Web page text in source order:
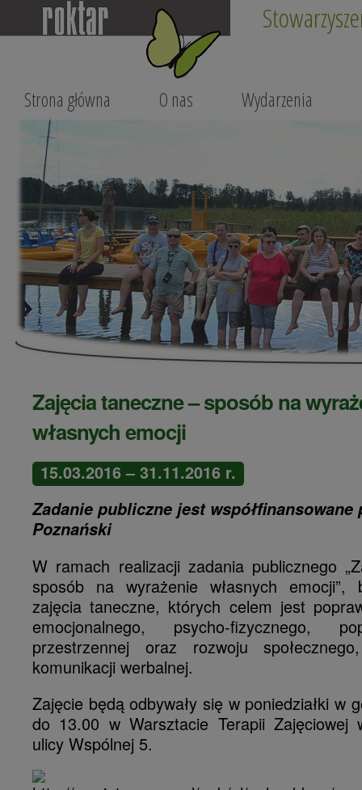
Strona główna O nas Wydarzenia
Zajęcia taneczne – sposób na
własnych emocji
15.03.2016 – 31.11.2016 r.
Zadanie publiczne jest współfinansowane
Poznański
W ramach realizacji zadania publicznego
sposób na wyrażenie własnych emocji”,
zajęcia taneczne, których celem jest
emocjonalnego, psycho-fizycznego,
przestrzennej oraz rozwoju
komunikacji werbalnej.
Zajęcie będą odbywały się w poniedziałki w
do 13.00 w Warsztacie Terapii Zajęciowej
ulicy Wspólnej 5.